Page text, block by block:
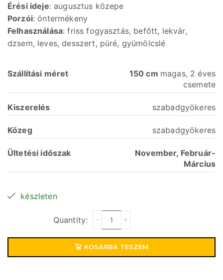
Érési ideje: augusztus közepe
Porzói: öntermékeny
Felhasználása: friss fogyasztás, befőtt, lekvár,
dzsem, leves, desszert, püré, gyümölcslé
Szállítási méret 150 cm magas, 2 éves
csemete
Kiszerelés szabadgyökeres
Közeg szabadgyökeres
Ültetési időszak
November, Február-
Március
készleten
KOSÁRBA TESZEM